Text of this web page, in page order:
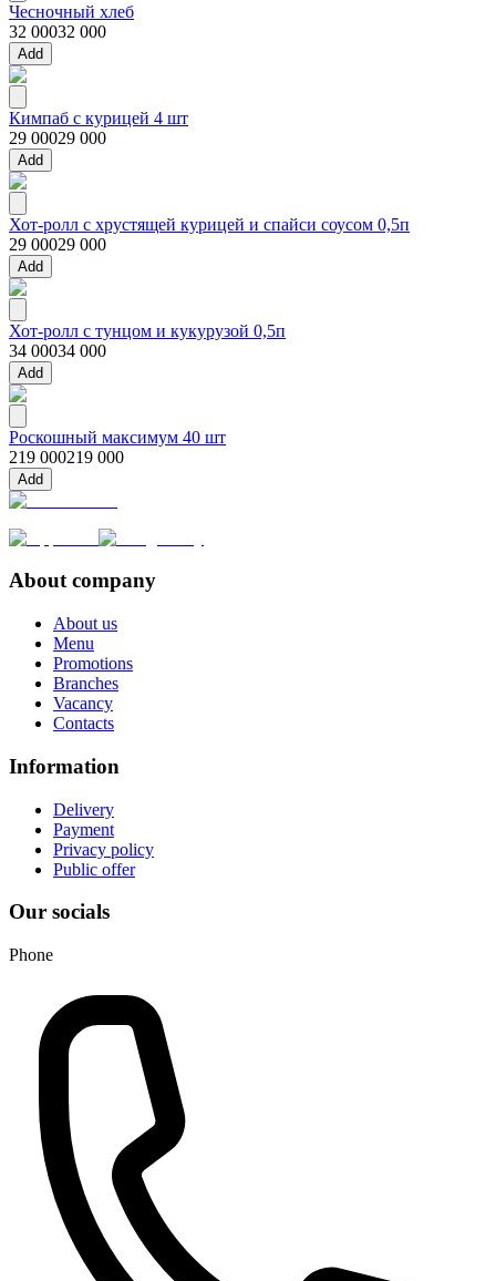
Чесночный хлеб
32 00032 000
Add
Кимпаб с курицей 4 шт
29 00029 000
Add
Хот-ролл с хрустящей курицей и спайси соусом 0,5п
29 00029 000
Add
Хот-ролл с тунцом и кукурузой 0,5п
34 00034 000
Add
Роскошный максимум 40 шт
219 000219 000
Add
About company
About us
Menu
Promotions
Branches
Vacancy
Contacts
Information
Delivery
Payment
Privacy policy
Public offer
Our socials
Phone